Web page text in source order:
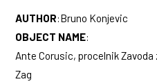
AUTHOR:Bruno Konjevic
OBJECT NAME:
Ante Corusic, procelnik
Zag